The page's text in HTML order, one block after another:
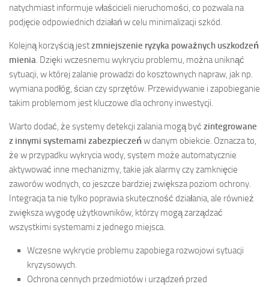
natychmiast informuje właścicieli nieruchomości, co pozwala na
podjęcie odpowiednich działań w celu minimalizacji szkód.
Kolejną korzyścią jestzmniejszenie ryzyka poważnych uszkodzeń
mienia . Dzięki wczesnemu wykryciu problemu, można uniknąć
sytuacji, w której zalanie prowadzi do kosztownych napraw, jak np.
wymiana podłóg, ścian czy sprzętów. Przewidywanie i zapobieganie
takim problemom jest kluczowe dla ochrony inwestycji.
Warto dodać, że systemy detekcji zalania mogą być zintegrowane
z innymi systemami zabezpieczeńw danym obiekcie. Oznacza to,
że w przypadku wykrycia wody, system może automatycznie
aktywować inne mechanizmy, takie jak alarmy czy zamknięcie
zaworów wodnych, co jeszcze bardziej zwiększa poziom ochrony.
Integracja ta nie tylko poprawia skuteczność działania, ale również
zwiększa wygodę użytkowników, którzy mogą zarządzać
wszystkimi systemami z jednego miejsca.
Wczesne wykrycie problemu zapobiega rozwojowi sytuacji
kryzysowych.
Ochrona cennych przedmiotów i urządzeń przed